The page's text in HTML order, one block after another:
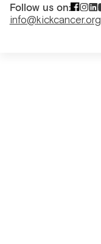
Follow us on:
info@kickcancer.org